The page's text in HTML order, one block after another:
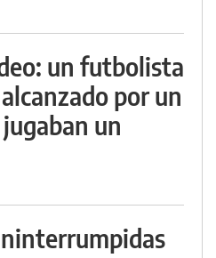
un futbolista
por un
un